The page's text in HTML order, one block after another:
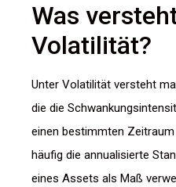
Was
Volatilität?
Unter Volatilität versteht
die die
einen bestimmten
häufig die annualisierte
eines Assets als Maß